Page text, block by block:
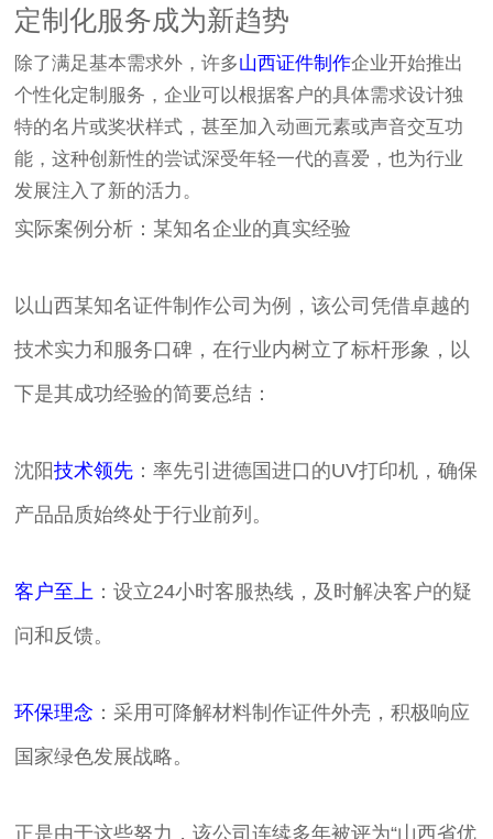
定制化服务成为新趋势
除了满足基本需求外，许多山西证件制作企业开始推出
个性化定制服务，企业可以根据客户的具体需求设计独
特的名片或奖状样式，甚至加入动画元素或声音交互功
能，这种创新性的尝试深受年轻一代的喜爱，也为行业
发展注入了新的活力。
实际案例分析：某知名企业的真实经验
以山西某知名证件制作公司为例，该公司凭借卓越的
技术实力和服务口碑，在行业内树立了标杆形象，以
下是其成功经验的简要总结：
沈阳技术领先 ：率先引进德国进口的UV打印机，确保
产品品质始终处于行业前列。
客户至上 ：设立24小时客服热线，及时解决客户的疑
问和反馈。
环保理念 ：采用可降解材料制作证件外壳，积极响应
国家绿色发展战略。
正是由于这些努力，该公司连续多年被评为“山西省优